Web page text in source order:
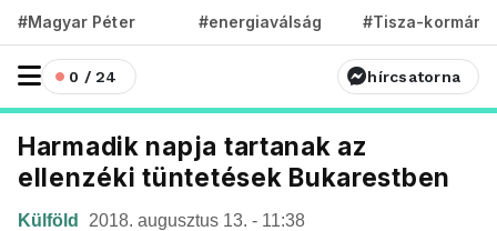
#Magyar Péter #energiaválság #Tisza-kormány
0 / 24 hírcsatorna
Harmadik napja tartanak az
ellenzéki tüntetések Bukarestben
Külföld 2018. augusztus 13. - 11:38